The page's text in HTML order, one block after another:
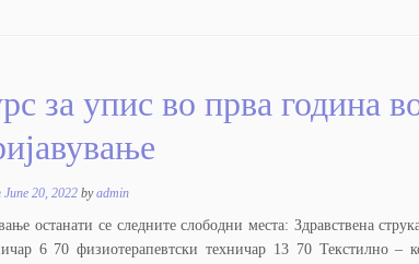
за упис во прва година
June 20, 2022 byadmin
останати се следните слободни места: Здравствена
6 70 физиотерапевтски техничар 13 70 Текстилно